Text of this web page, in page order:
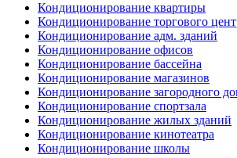
Кондиционирование квартиры
Кондиционирование торгового
Кондиционирование адм. зданий
Кондиционирование офисов
Кондиционирование бассейна
Кондиционирование магазинов
Кондиционирование загородного
Кондиционирование спортзала
Кондиционирование жилых зданий
Кондиционирование кинотеатра
Кондиционирование школы